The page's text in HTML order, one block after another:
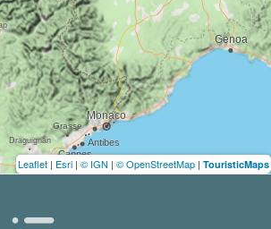
Leaflet | Esri | © IGN | © OpenStreetMap | TouristicMaps